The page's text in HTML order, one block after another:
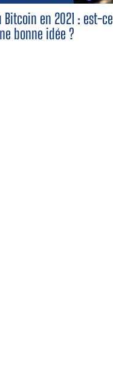
Bitcoin en 2021 : est-ce
bonne idée ?